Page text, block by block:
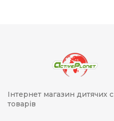
Інтернет магазин дитячих
товарів